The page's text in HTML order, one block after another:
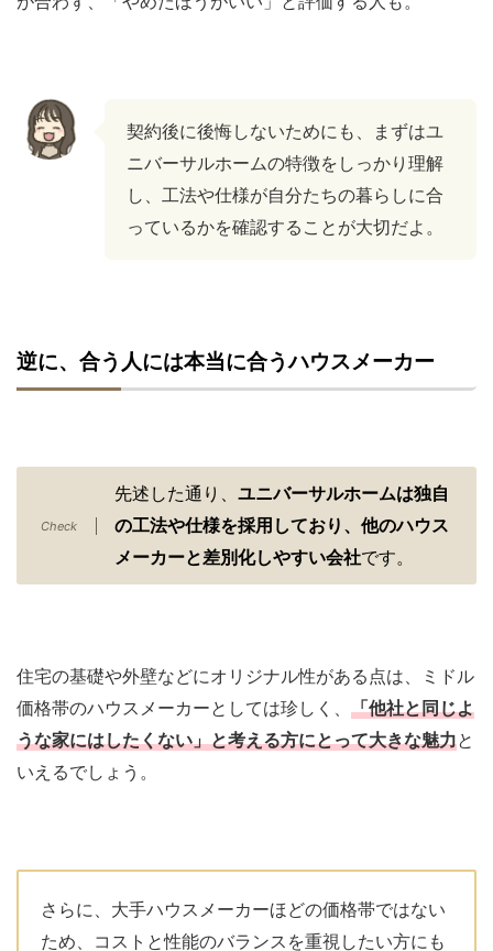
契約後に後悔しないためにも、まずはユ
ニバーサルホームの特徴をしっかり理解
し、工法や仕様が自分たちの暮らしに合
っているかを確認することが大切だよ。
逆に、合う人には本当に合うハウスメーカー
先述した通り、 ユニバーサルホームは独自
の工法や仕様を採用しており、他のハウス
メーカーと差別化しやすい会社です。
住宅の基礎や外壁などにオリジナル性がある点は、ミドル
価格帯のハウスメーカーとしては珍しく、 「他社と同じよ
うな家にはしたくない」と考える方にとって大きな魅力と
いえるでしょう。
さらに、大手ハウスメーカーほどの価格帯ではない
ため、コストと性能のバランスを重視したい方にも